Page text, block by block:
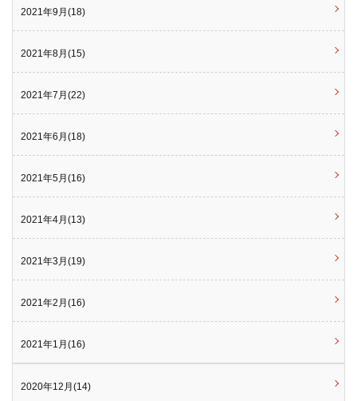
2021年9月(18)
2021年8月(15)
2021年7月(22)
2021年6月(18)
2021年5月(16)
2021年4月(13)
2021年3月(19)
2021年2月(16)
2021年1月(16)
2020年12月(14)